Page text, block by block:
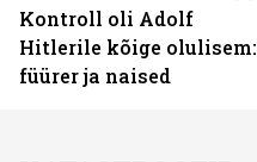
Kontroll oli Adolf
Hitlerile kõige olulisem:
füürer ja naised